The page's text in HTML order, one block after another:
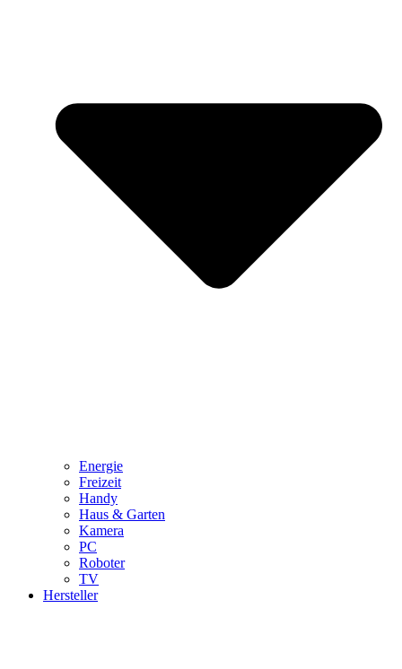
Energie
Freizeit
Handy
Haus & Garten
Kamera
PC
Roboter
TV
Hersteller